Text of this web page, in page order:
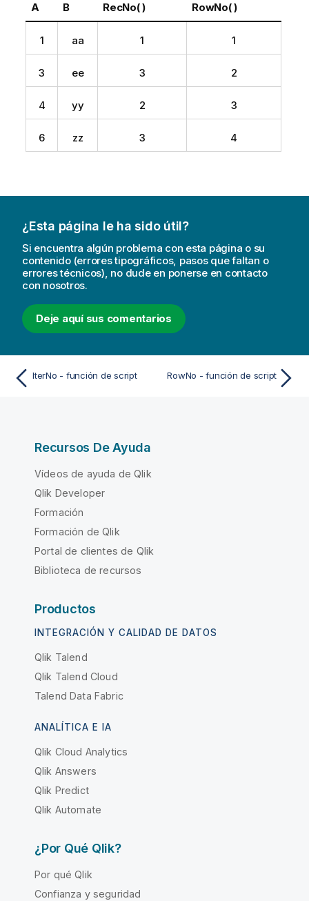
A B RecNo( ) RowNo( )
1 aa 1 1
3 ee 3 2
4 yy 2 3
6 zz 3 4
¿Esta página le ha sido útil?
Si encuentra algún problema con esta página o su
contenido (errores tipográficos, pasos que faltan o
errores técnicos), no dude en ponerse en contacto
con nosotros.
Deje aquí sus comentarios
IterNo - función de script RowNo - función de script
Recursos De Ayuda
Vídeos de ayuda de Qlik
Qlik Developer
Formación
Formación de Qlik
Portal de clientes de Qlik
Biblioteca de recursos
Productos
INTEGRACIÓN Y CALIDAD DE DATOS
Qlik Talend
Qlik Talend Cloud
Talend Data Fabric
ANALÍTICA E IA
Qlik Cloud Analytics
Qlik Answers
Qlik Predict
Qlik Automate
¿Por Qué Qlik?
Por qué Qlik
Confianza y seguridad